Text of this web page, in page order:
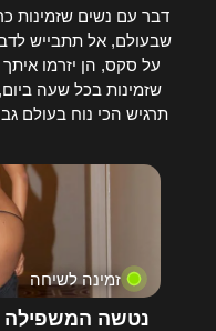
דבר עם נשים שזמינות
שבעולם, אל תתבייש
על סקס, הן יזרמו
שזמינות בכל שעה
תרגיש הכי נוח בעולם
זמינה לשיחה
נטשה המשפילה